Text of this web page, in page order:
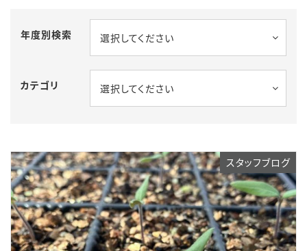
年度別検索 選択してください
カテゴリ 選択してください
スタッフブログ